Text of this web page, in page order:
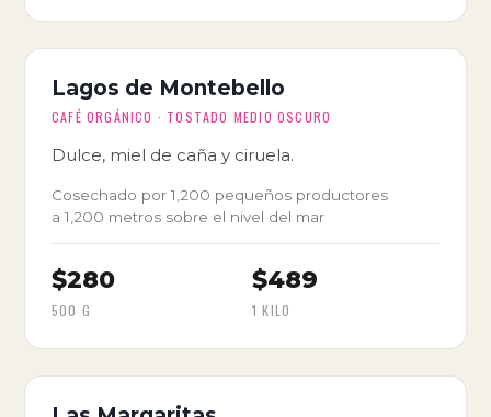
Lagos de Montebello
CAFÉ ORGÁNICO · TOSTADO MEDIO OSCURO
Dulce, miel de caña y ciruela.
Cosechado por 1,200 pequeños productores
a 1,200 metros sobre el nivel del mar
$280
500 G
$489
1 KILO